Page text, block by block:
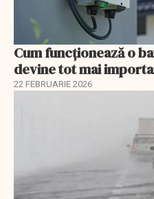
Cum funcționează o
devine tot mai
22 FEBRUARIE 2026